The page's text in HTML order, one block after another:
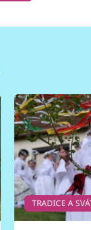
TRADICE A